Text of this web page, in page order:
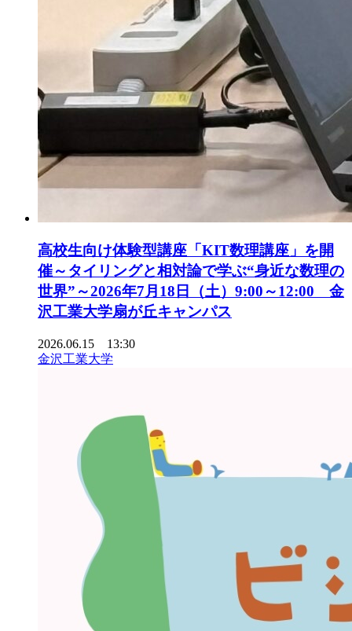
高校生向け体験型講座「KIT数理講座」を開
催～タイリングと相対論で学ぶ“身近な数理の
世界”～2026年7月18日（土）9:00～12:00 金
沢工業大学扇が丘キャンパス
2026.06.15 13:30
金沢工業大学